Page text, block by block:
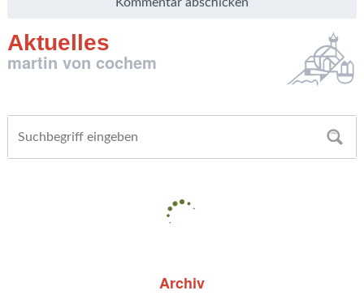
Aktuelles
martin von cochem
Archiv